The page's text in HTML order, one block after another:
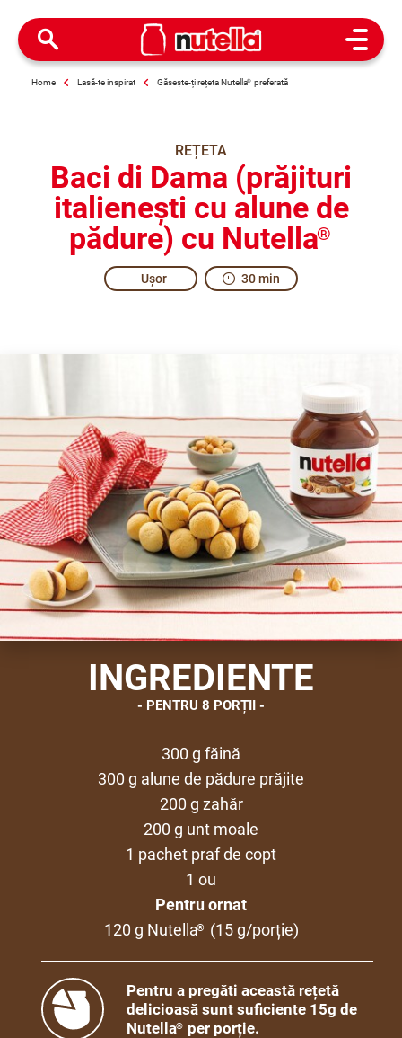
Open
Home Lasă-te inspirat Găsește-ți rețeta Nutella® preferată
REȚETA
Baci di Dama (prăjituri
italienești cu alune de
pădure) cu Nutella®
Ușor 30 min
INGREDIENTE
PENTRU 8 PORȚII
300 g făină
300 g alune de pădure prăjite
200 g zahăr
200 g unt moale
1 pachet praf de copt
1 ou
Pentru ornat
120 g Nutella® (15 g/porție)
Pentru a pregăti această rețetă
delicioasă sunt suficiente 15g de
Nutella® per porție.